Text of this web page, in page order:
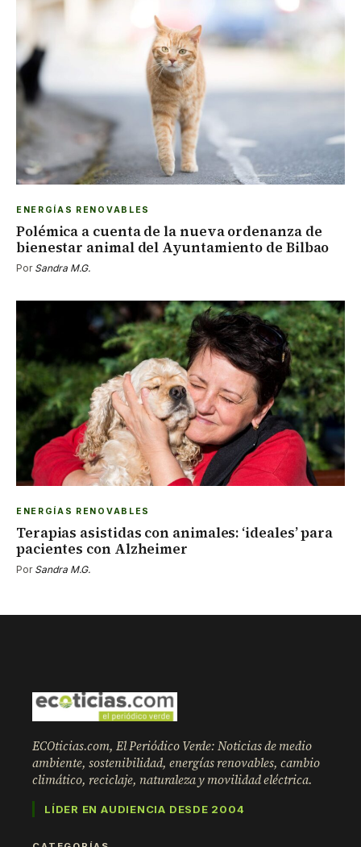
ENERGÍAS RENOVABLES
Polémica a cuenta de la nueva ordenanza de
bienestar animal del Ayuntamiento de Bilbao
Por Sandra M.G.
ENERGÍAS RENOVABLES
Terapias asistidas con animales: ‘ideales’ para
pacientes con Alzheimer
Por Sandra M.G.
ECOticias.com, El Periódico Verde: Noticias de medio
ambiente, sostenibilidad, energías renovables, cambio
climático, reciclaje, naturaleza y movilidad eléctrica.
LÍDER EN AUDIENCIA DESDE 2004